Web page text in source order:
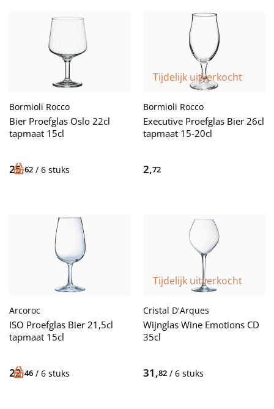
Bormioli Rocco
Bier Proefglas Oslo 22cl
tapmaat 15cl
25,62 / 6 stuks
Tijdelijk uitverkocht
Bormioli Rocco
Executive Proefglas Bier 26cl
tapmaat 15-20cl
2,72
Arcoroc
ISO Proefglas Bier 21,5cl
tapmaat 15cl
22,46 / 6 stuks
Tijdelijk uitverkocht
Cristal D'Arques
Wijnglas Wine Emotions CD
35cl
31,82 / 6 stuks